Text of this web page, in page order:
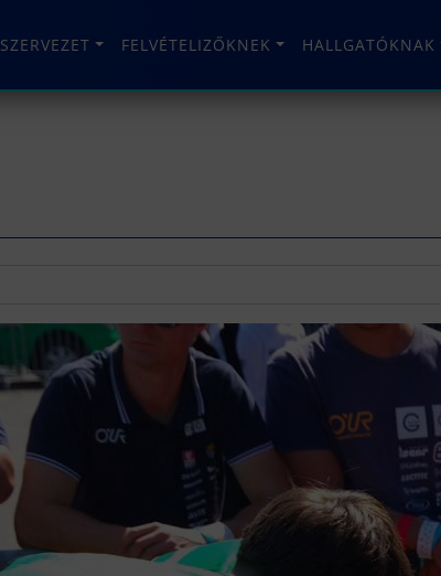
SZERVEZET FELVÉTELIZŐKNEK HALLGATÓKNAK
O.U.R Team csapatunk Ausztriában
Az Óbudai Egyetem Racing Team (O.U.R.
Red Bull Ringen megrendezett Formula
versenyen képviselte Egyetemünket.
Bővebben…